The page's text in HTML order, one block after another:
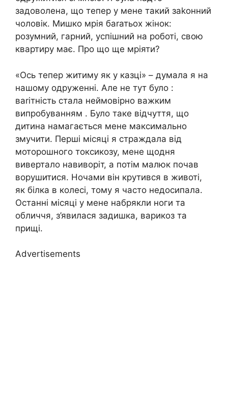
задоволена, що тепер у мене такий заkонний
чоловік. Мишко мрія баrатьох жінок:
розумний, гарний, успішний на роботі, свою
квартиру має. Про що ще мріяти?
«Ось тепер житиму як у казці» – думала я на
нашому одруженні. Але не тут було :
ваrітність стала неймовірно важким
випробуванням . Було таке відчуття, що
дитина намагається мене максимально
змучити. Перші місяці я страждала від
моторошного токсикозу, мене щодня
вивертало навиворіт, а потім малюк почав
ворушитися. Ночами він крутився в животі,
як білка в колесі, тому я часто недосипала.
Останні місяці у мене набрякли ноги та
обличчя, з’явилася задишка, варикоз та
прищі.
Advertisements